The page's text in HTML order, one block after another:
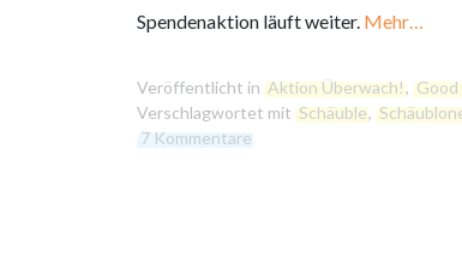
Spendenaktion läuft weiter. Mehr…
Veröffentlicht in Aktion Überwach!, Good
Verschlagwortet mit Schäuble,
7 Kommentare